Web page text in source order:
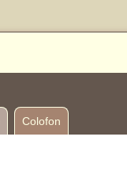
Colofon